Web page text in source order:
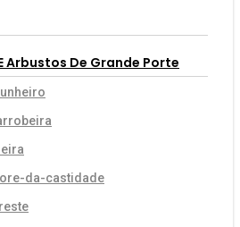
Arbustos De Grande Porte
da-castidade